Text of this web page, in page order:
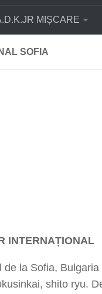
MIȘCARE
SOFIA
INTERNAȚIONAL
de la Sofia,
shito ryu.